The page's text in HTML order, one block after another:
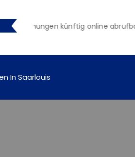
künftig online abrufbar
In Saarlouis